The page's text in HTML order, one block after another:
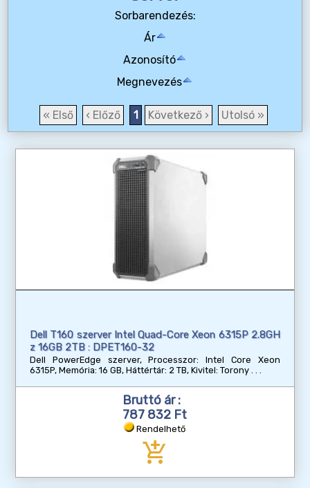
Sorbarendezés:
Ár
Azonosító
Megnevezés
« Első ‹ Előző 1 Következő › Utolsó »
Dell T160 szerver Intel Quad-Core Xeon 6315P 2.8GH
z 16GB 2TB : DPET160-32
Dell PowerEdge szerver, Processzor: Intel Core Xeon
6315P, Memória: 16 GB, Háttértár: 2 TB, Kivitel: Torony
Bruttó ár :
787 832 Ft
Rendelhető
add_shopping_cart